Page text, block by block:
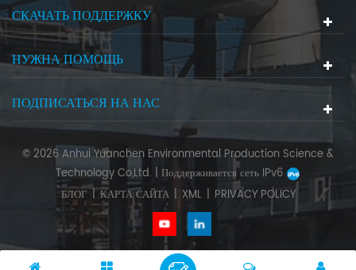
СКАЧАТЬ ПОДДЕРЖКУ
НУЖНА ПОМОЩЬ
ПОДПИСАТЬСЯ НА НАС
© 2026 Anhui Yuanchen Environmental Production Science &
Technology Co,Ltd. | Поддерживается сеть IPv6
БЛОГ | КАРТА САЙТА | XML | PRIVACY POLICY